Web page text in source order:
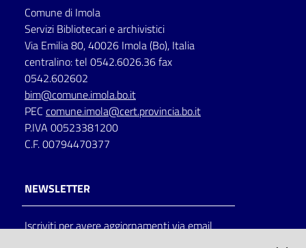
Seguici
su
Catalogo
Comune di Imola
Servizi Bibliotecari e archivistici
Via Emilia 80, 40026 Imola (Bo), Italia
centralino: tel 0542.6026.36 fax
0542.602602
bim@comune.imola.bo.it
PEC comune.imola@cert.provincia.bo.it
P.IVA 00523381200
C.F. 00794470377
NEWSLETTER
Iscriviti per avere aggiornamenti via email